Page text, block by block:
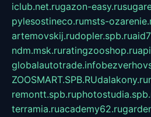
iclub.net.rugazon-easy.ru
pylesostineco.rumsts-
artemovskij.rudopler.spb.ru
ndm.msk.ruratingzooshop.ru
globalautotrade.info
ZOOSMART.SPB.RUdalakony.ru
remontt.spb.ru
terramia.ruacademy62.ru